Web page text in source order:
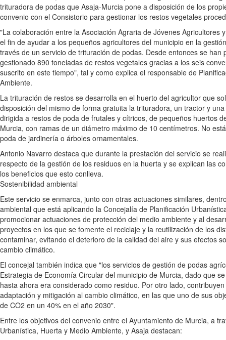
trituradora de podas que Asaja-Murcia pone a disposición de los
convenio con el Consistorio para gestionar los restos vegetales
"La colaboración entre la Asociación Agraria de Jóvenes Agricultores
el fin de ayudar a los pequeños agricultores del municipio en la
través de un servicio de trituración de podas. Desde entonces se han
gestionado 890 toneladas de restos vegetales gracias a los seis
suscrito en este tiempo", tal y como explica el responsable de
Ambiente.
La trituración de restos se desarrolla en el huerto del agricultor que
disposición del mismo de forma gratuita la trituradora, un tractor y
dirigida a restos de poda de frutales y cítricos, de pequeños huertos
Murcia, con ramas de un diámetro máximo de 10 centímetros. No
poda de jardinería o árboles ornamentales.
Antonio Navarro destaca que durante la prestación del servicio se
respecto de la gestión de los residuos en la huerta y se explican las
los beneficios que esto conlleva.
Sostenibilidad ambiental
Este servicio se enmarca, junto con otras actuaciones similares,
ambiental que está aplicando la Concejalía de Planificación
promocionar actuaciones de protección del medio ambiente y al
proyectos en los que se fomente el reciclaje y la reutilización de los
contaminar, evitando el deterioro de la calidad del aire y sus efectos
cambio climático.
El concejal también indica que "los servicios de gestión de podas
Estrategia de Economía Circular del municipio de Murcia, dado que
hasta ahora era considerado como residuo. Por otro lado,
adaptación y mitigación al cambio climático, en las que uno de sus
de CO2 en un 40% en el año 2030".
Entre los objetivos del convenio entre el Ayuntamiento de Murcia, a
Urbanística, Huerta y Medio Ambiente, y Asaja destacan: